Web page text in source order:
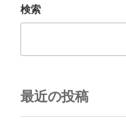
検索
最近の投稿